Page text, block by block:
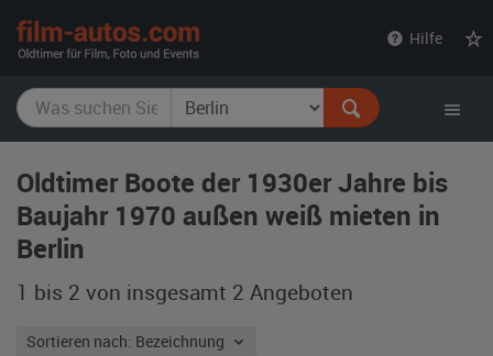
Hilfe
Oldtimer Boote der 1930er Jahre bis
Baujahr 1970 außen weiß mieten in
Berlin
1 bis 2 von insgesamt 2 Angeboten
Sortieren nach: Bezeichnung